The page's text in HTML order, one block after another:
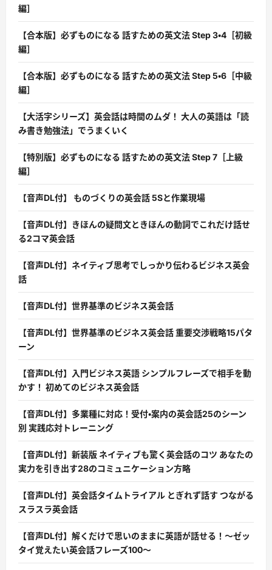
編］
【合本版】必ずものになる 話すための英文法 Step 3・4［初級
編］
【合本版】必ずものになる 話すための英文法 Step 5・6［中級
編］
【大活字シリーズ】英会話は時間のムダ！ 大人の英語は「読
み書き勉強法」でうまくいく
【特別版】必ずものになる 話すための英文法 Step 7［上級
編］
【音声DL付】 ものづくりの英会話 5Sと作業現場
【音声DL付】きほんの疑問文ときほんの動詞でこれだけ話せ
る2コマ英会話
【音声DL付】ネイティブ思考でしっかり伝わるビジネス英会
話
【音声DL付】世界基準のビジネス英会話
【音声DL付】世界基準のビジネス英会話 重要交渉戦略15パタ
ーン
【音声DL付】入門ビジネス英語 シンプルフレーズで相手を動
かす！ 初めてのビジネス英会話
【音声DL付】多業種に対応！受付・案内の英会話25のシーン
別 実践応対トレーニング
【音声DL付】新装版 ネイティブも驚く英会話のコツ あなたの
実力を引き出す28のコミュニケーション方略
【音声DL付】英会話タイムトライアル とぎれず話す つながる
スラスラ英会話
【音声DL付】解くだけで思いのままに英語が話せる！〜ゼッ
タイ覚えたい英会話フレーズ100〜